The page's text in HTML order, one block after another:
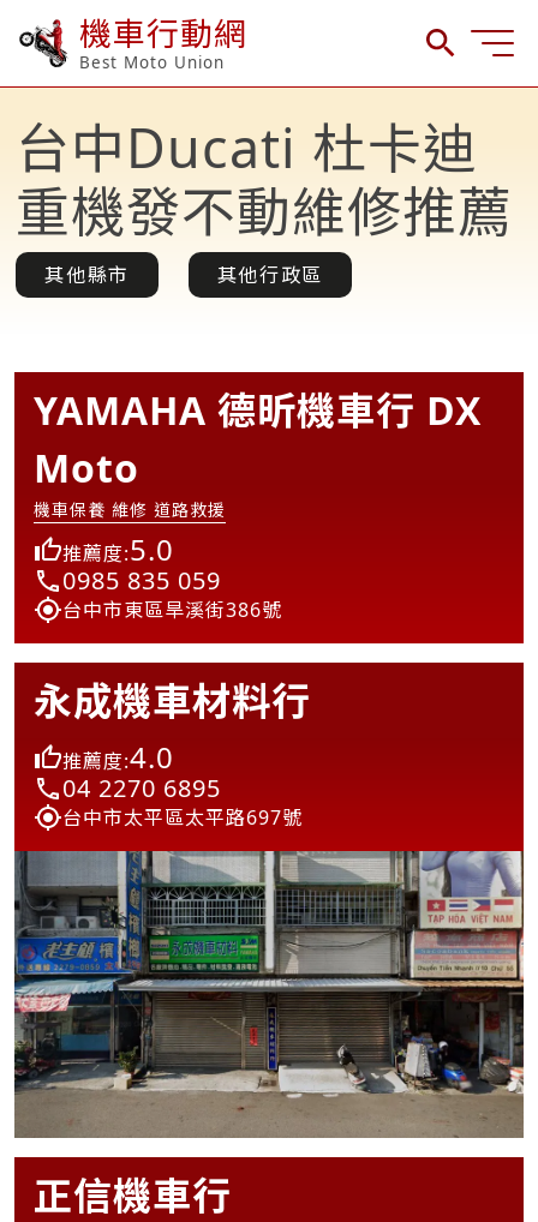
機車行動網
Best Moto Union
台中Ducati 杜卡迪
重機發不動維修推薦
其他縣市 其他行政區
YAMAHA 德昕機車行 DX
Moto
機車保養 維修 道路救援
推薦度:5.0
0985 835 059
台中市東區旱溪街386號
永成機車材料行
推薦度:4.0
04 2270 6895
台中市太平區太平路697號
正信機車行